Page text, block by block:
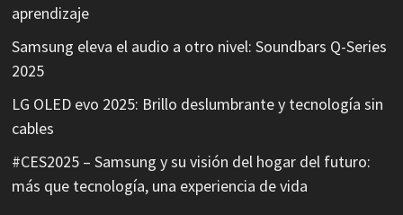
aprendizaje
Samsung eleva el audio a otro nivel: Soundbars Q-Series
2025
LG OLED evo 2025: Brillo deslumbrante y tecnología sin
cables
#CES2025 – Samsung y su visión del hogar del futuro:
más que tecnología, una experiencia de vida